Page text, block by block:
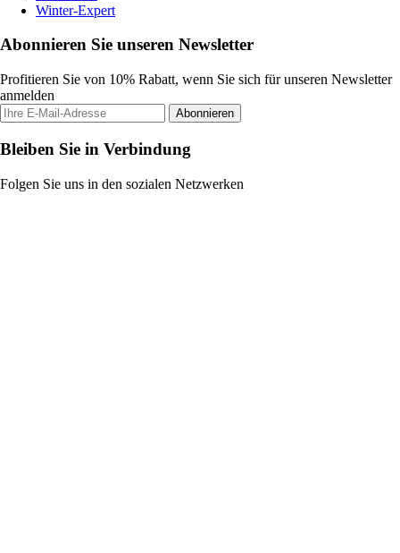
Winter-Expert
Abonnieren Sie unseren Newsletter
Profitieren Sie von 10% Rabatt, wenn Sie sich für unseren Newsletter
anmelden
Abonnieren
Bleiben Sie in Verbindung
Folgen Sie uns in den sozialen Netzwerken